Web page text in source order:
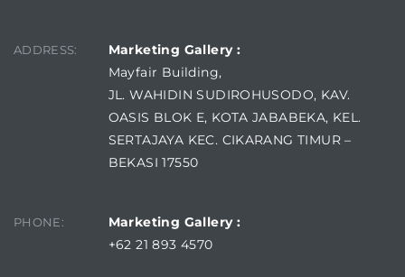
ADDRESS:
Marketing Gallery :
Mayfair Building,
JL. WAHIDIN SUDIROHUSODO, KAV.
OASIS BLOK E, KOTA JABABEKA, KEL.
SERTAJAYA KEC. CIKARANG TIMUR –
BEKASI 17550
PHONE:
Marketing Gallery :
+62 21 893 4570